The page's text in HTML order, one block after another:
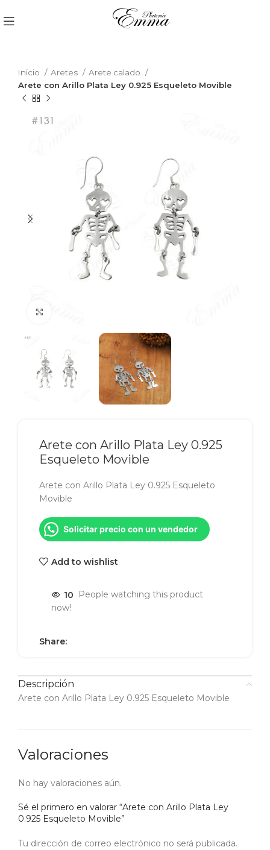
Inicio Aretes
Arete calado
Arete con Arillo Plata Ley 0.925 Esqueleto Movible
Arete con Arillo Plata Ley 0.925
Esqueleto Movible
Arete con Arillo Plata Ley 0.925 Esqueleto
Movible
Solicitar precio con un vendedor
Add to wishlist
10
People watching this product
now!
Share:
Descripción
Arete con Arillo Plata Ley 0.925 Esqueleto Movible
Valoraciones
No hay valoraciones aún.
Sé el primero en valorar “Arete con Arillo Plata Ley
0.925 Esqueleto Movible”
Tu dirección de correo electrónico no será publicada.